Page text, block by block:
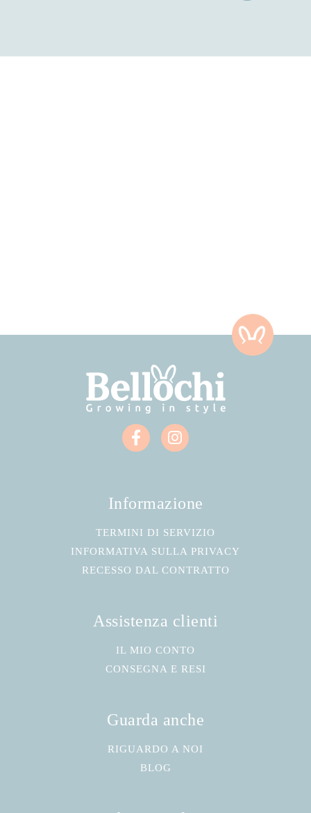
Informazione
TERMINI DI SERVIZIO
INFORMATIVA SULLA PRIVACY
RECESSO DAL CONTRATTO
Assistenza clienti
IL MIO CONTO
CONSEGNA E RESI
Guarda anche
RIGUARDO A NOI
BLOG